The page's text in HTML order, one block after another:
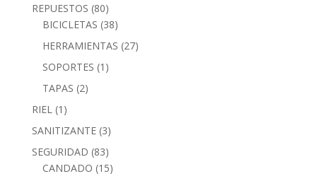
REPUESTOS (80)
BICICLETAS (38)
HERRAMIENTAS (27)
SOPORTES (1)
TAPAS (2)
RIEL (1)
SANITIZANTE (3)
SEGURIDAD (83)
CANDADO (15)